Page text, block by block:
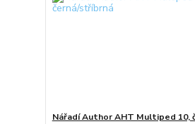
Nářadí Author AHT Multiped 10,